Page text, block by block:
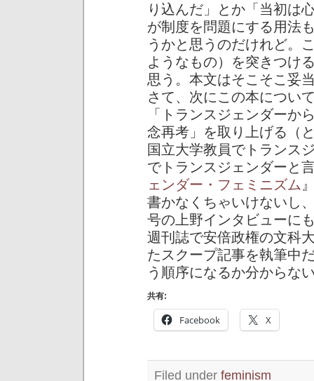
り込んだ」とか「当初は
が制度を問題にする用法
うかと思うのだけれど。
ようなもの）を突きつけ
思う。本文はそこそこ妥
さて、次にこの本につい
「トランスジェンダーか
念再考」を取り上げる（
国立大学教員でトランス
でトランスジェンダーと
ェンダー・フェミニズム
書かなくちゃいけないし
号の上野インタビューに
週刊誌で安倍政権の文科
たスクープ記事を執筆中
う順序になるか分からな
共有:
Facebook X
Filed under feminism